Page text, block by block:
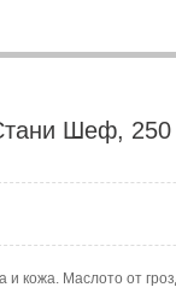
Шеф,
и кожа. Маслото от